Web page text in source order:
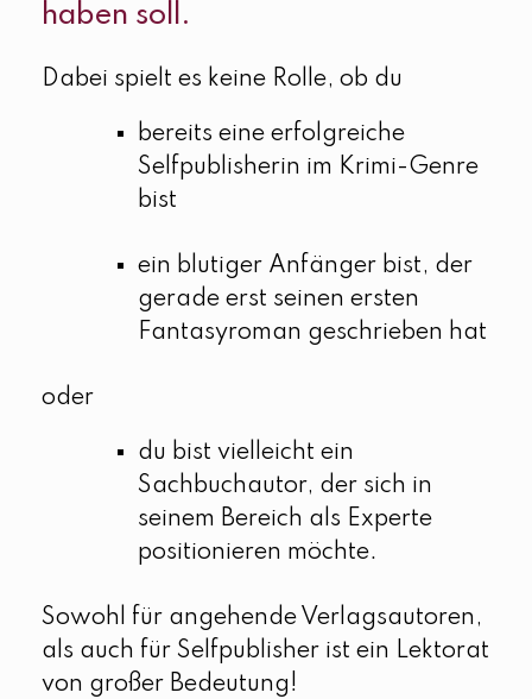
haben soll.
Dabei spielt es keine Rolle, ob du
bereits eine erfolgreiche
Selfpublisherin im Krimi-Genre
bist
ein blutiger Anfänger bist, der
gerade erst seinen ersten
Fantasyroman geschrieben hat
oder
du bist vielleicht ein
Sachbuchautor, der sich in
seinem Bereich als Experte
positionieren möchte.
Sowohl für angehende Verlagsautoren,
als auch für Selfpublisher ist ein Lektorat
von großer Bedeutung!